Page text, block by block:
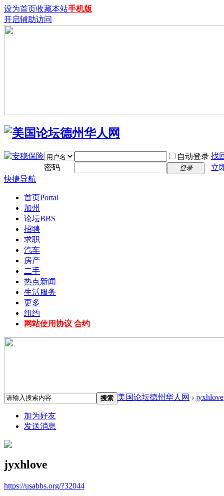
设为首页收藏本站手机版
开启辅助访问
自动登录 找
密码
登录
立
快捷导航
首页Portal
加州
论坛BBS
招聘
求职
汽车
房产
二手
热点新闻
生活服务
更多
纽约
网站使用协议 合约
搜索 美国论坛德州华人网 › jyxhlove
加为好友
发送消息
jyxhlove
https://usabbs.org/?32044